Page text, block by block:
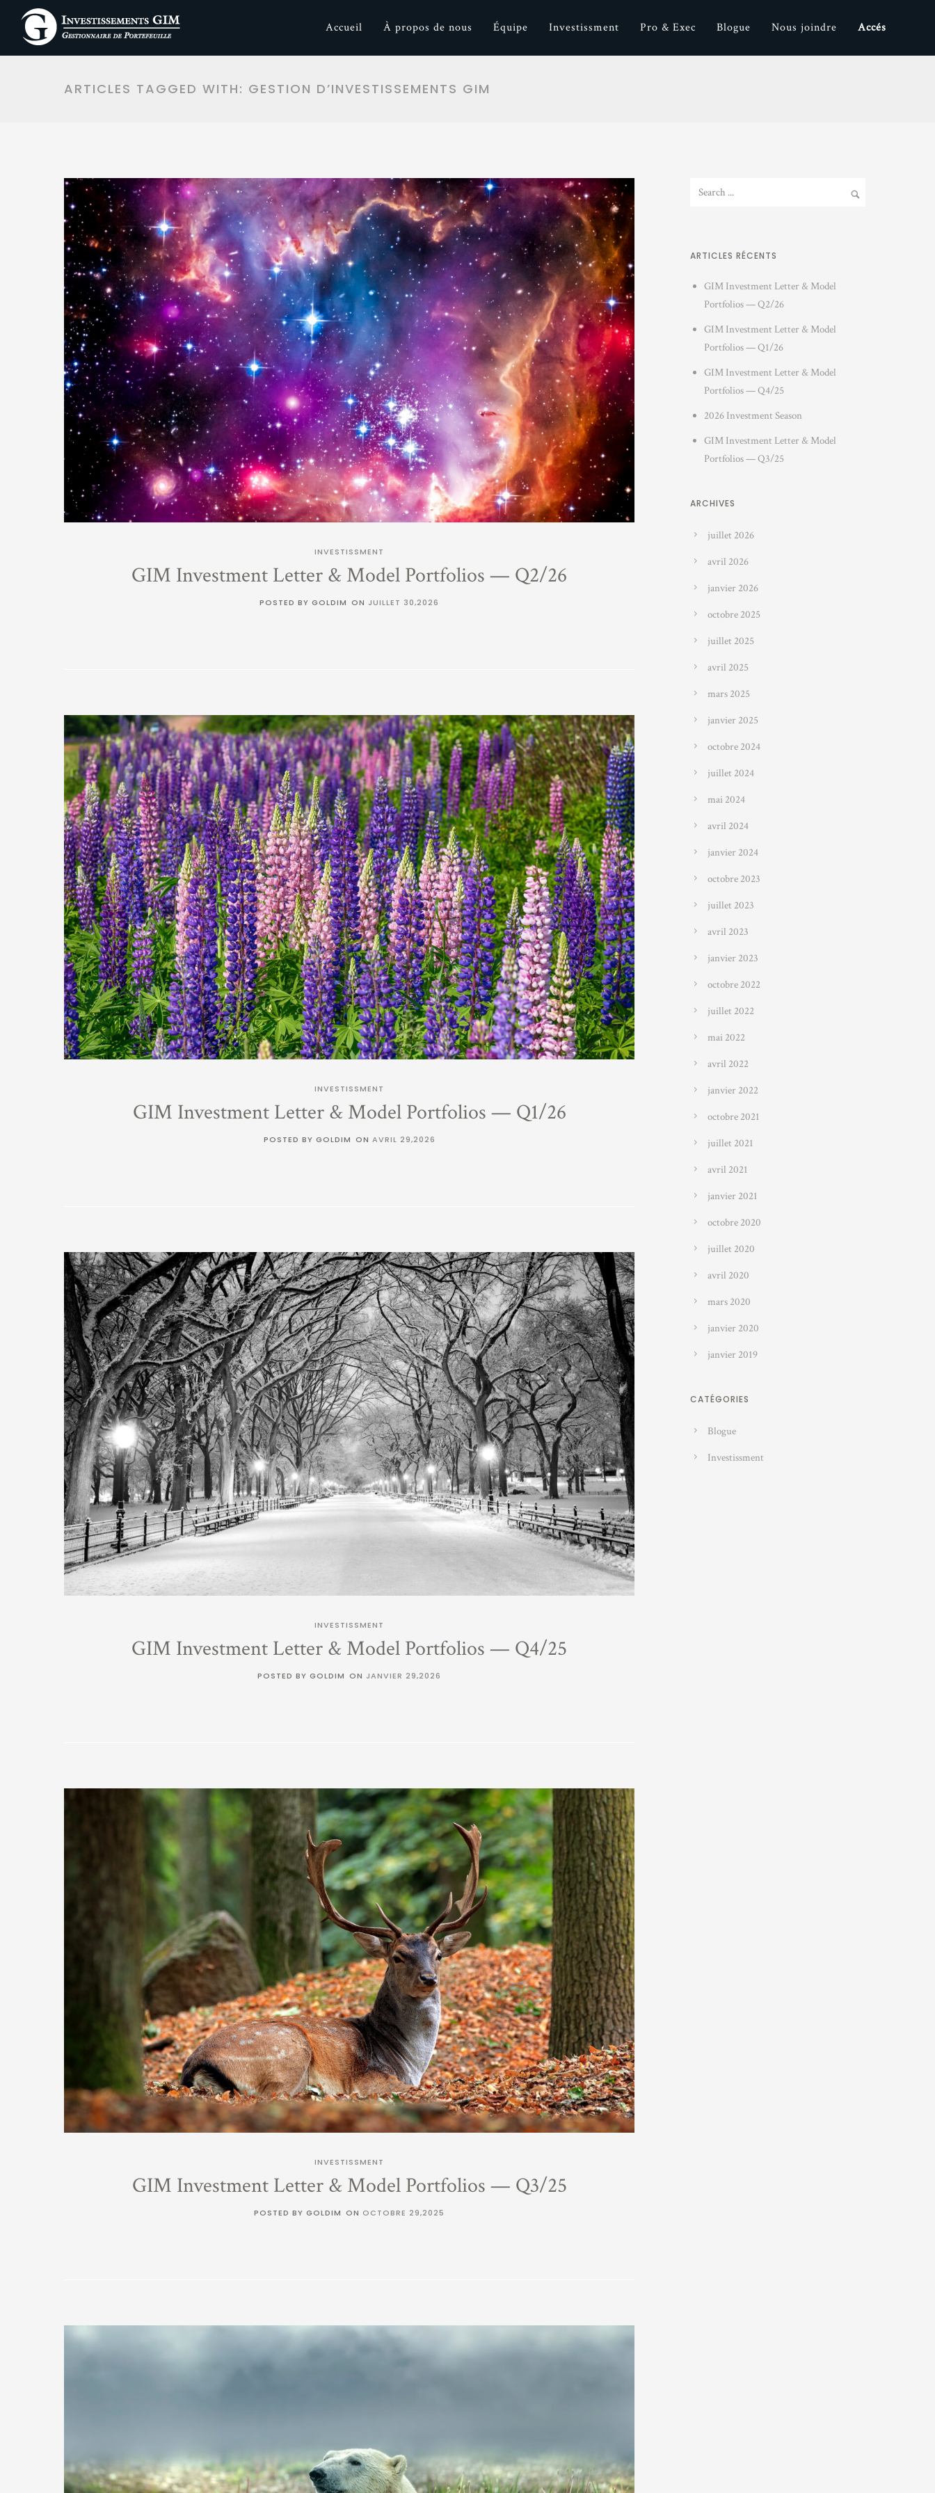
Accueil À propos de nous Équipe Investissment Pro & Exec Blogue Nous joindre Accés
ARTICLES TAGGED WITH: GESTION D’INVESTISSEMENTS GIM
INVESTISSMENT
GIM Investment Letter & Model Portfolios — Q2/26
POSTED BY GOLDIM ON JUILLET 30,2026
INVESTISSMENT
GIM Investment Letter & Model Portfolios — Q1/26
POSTED BY GOLDIM ON AVRIL 29,2026
INVESTISSMENT
GIM Investment Letter & Model Portfolios — Q4/25
POSTED BY GOLDIM ON JANVIER 29,2026
INVESTISSMENT
GIM Investment Letter & Model Portfolios — Q3/25
POSTED BY GOLDIM ON OCTOBRE 29,2025
ARTICLES RÉCENTS
GIM Investment Letter & Model
Portfolios — Q2/26
GIM Investment Letter & Model
Portfolios — Q1/26
GIM Investment Letter & Model
Portfolios — Q4/25
2026 Investment Season
GIM Investment Letter & Model
Portfolios — Q3/25
ARCHIVES
juillet 2026
avril 2026
janvier 2026
octobre 2025
juillet 2025
avril 2025
mars 2025
janvier 2025
octobre 2024
juillet 2024
mai 2024
avril 2024
janvier 2024
octobre 2023
juillet 2023
avril 2023
janvier 2023
octobre 2022
juillet 2022
mai 2022
avril 2022
janvier 2022
octobre 2021
juillet 2021
avril 2021
janvier 2021
octobre 2020
juillet 2020
avril 2020
mars 2020
janvier 2020
janvier 2019
CATÉGORIES
Blogue
Investissment